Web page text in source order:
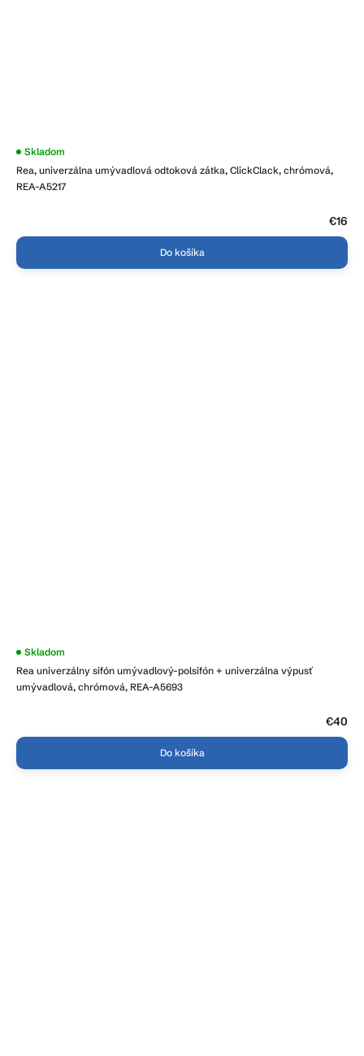
Rea, univerzálna umývadlová odtoková zátka, ClickClack, chrómová,
REA-A5217
Priemerné
produktu
je
Skladom
€16
Do košíka
Rea univerzálny sifón umývadlový-polsifón + univerzálna výpusť
umývadlová, chrómová, REA-A5693
Skladom
€40
Do košíka